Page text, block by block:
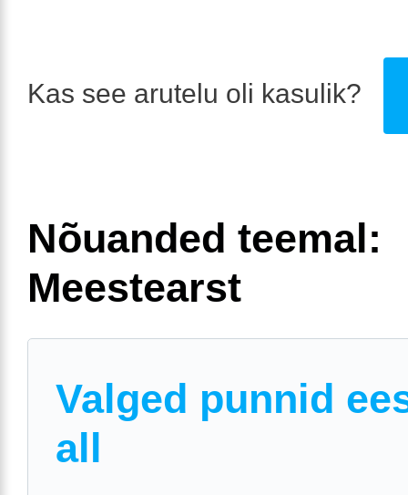
Kas see arutelu oli kasulik?
Nõuanded teemal:
Meestearst
Valged punnid
all